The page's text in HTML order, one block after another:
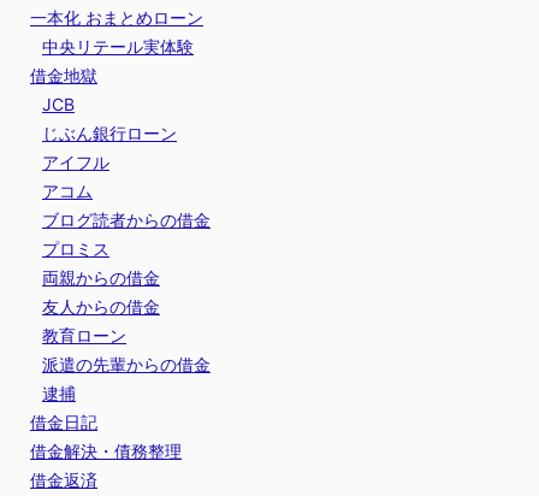
一本化 おまとめローン
中央リテール実体験
借金地獄
JCB
じぶん銀行ローン
アイフル
アコム
ブログ読者からの借金
プロミス
両親からの借金
友人からの借金
教育ローン
派遣の先輩からの借金
逮捕
借金日記
借金解決・債務整理
借金返済